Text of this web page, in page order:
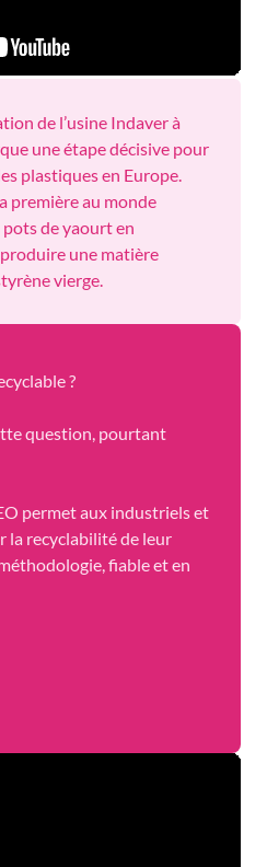
de l’usine Indaver à
une étape décisive pour
plastiques en Europe.
première au monde
pots de yaourt en
une matière
vierge.
?
question, pourtant
permet aux industriels et
la recyclabilité de leur
fiable et en